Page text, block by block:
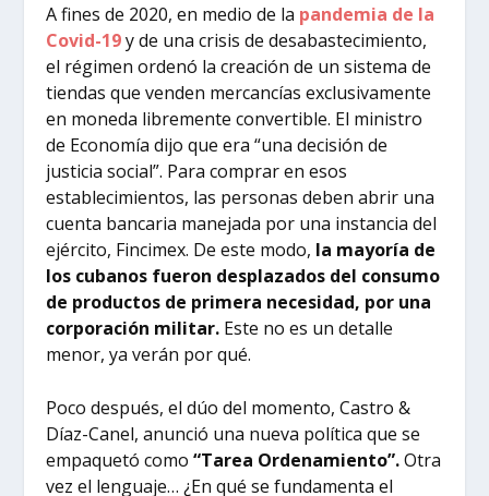
A fines de 2020, en medio de la pandemia de la
Covid-19 y de una crisis de desabastecimiento,
el régimen ordenó la creación de un sistema de
tiendas que venden mercancías exclusivamente
en moneda libremente convertible. El ministro
de Economía dijo que era “una decisión de
justicia social”. Para comprar en esos
establecimientos, las personas deben abrir una
cuenta bancaria manejada por una instancia del
ejército, Fincimex. De este modo, la mayoría de
los cubanos fueron desplazados del consumo
de productos de primera necesidad, por una
corporación militar. Este no es un detalle
menor, ya verán por qué.
Poco después, el dúo del momento, Castro &
Díaz-Canel, anunció una nueva política que se
empaquetó como “Tarea Ordenamiento”.Otra
vez el lenguaje… ¿En qué se fundamenta el